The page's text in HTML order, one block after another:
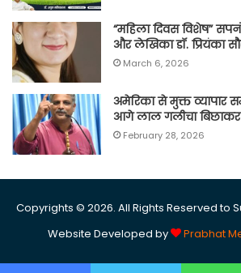
“महिला दिवस विशेष”
और लेखिका डॉ. प्रियंका
March 6, 2026
अमेरिका से मुक्त व्यापार
आगे लाल गलीचा
February 28, 2026
Copyrights © 2026. All Rights Reserved to
Website Developed by
Prabhat